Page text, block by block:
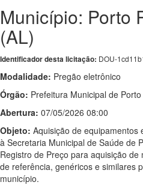
Município: Porto
(AL)
Identificador desta licitação: DOU-
Modalidade: Pregão eletrônico
Órgão: Prefeitura Municipal de
Abertura: 07/05/2026 08:00
Objeto: Aquisição de equipamentos
à Secretaria Municipal de Saúde de
Registro de Preço para aquisição
de referência, genéricos e similares
município.